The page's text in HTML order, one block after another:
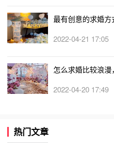
最有创意的求婚
2022-04-21 17:05
怎么求婚比较浪
2022-04-20 17:49
热门文章